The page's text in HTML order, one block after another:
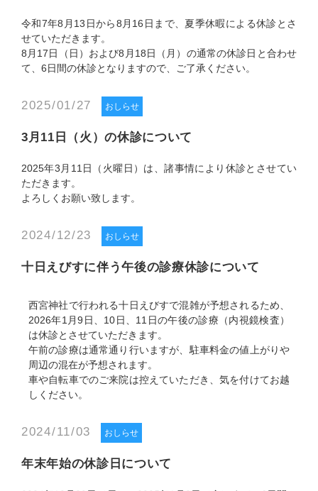
令和7年8月13日から8月16日まで、夏季休暇による休診とさ
せていただきます。
8月17日（日）および8月18日（月）の通常の休診日と合わせ
て、6日間の休診となりますので、ご了承ください。
2025/01/27 おしらせ
3月11日（火）の休診について
2025年3月11日（火曜日）は、諸事情により休診とさせてい
ただきます。
よろしくお願い致します。
2024/12/23 おしらせ
十日えびすに伴う午後の診療休診について
西宮神社で行われる十日えびすで混雑が予想されるため、
2026年1月9日、10日、11日の午後の診療（内視鏡検査）
は休診とさせていただきます。
午前の診療は通常通り行いますが、駐車料金の値上がりや
周辺の混在が予想されます。
車や自転車でのご来院は控えていただき、気を付けてお越
しください。
2024/11/03 おしらせ
年末年始の休診日について